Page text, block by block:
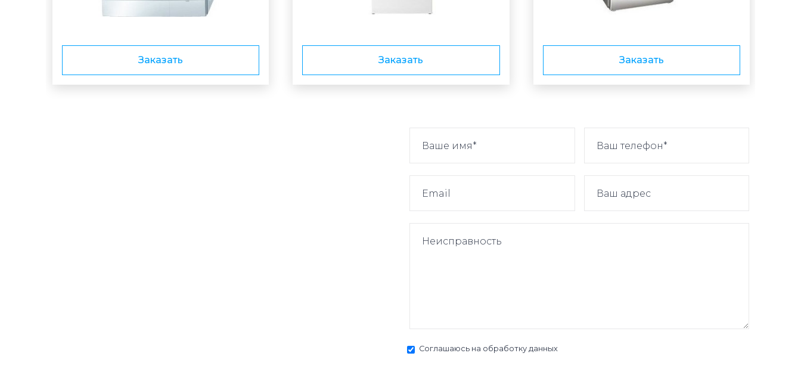
Заказать Заказать Заказать
Соглашаюсь на обработку данных